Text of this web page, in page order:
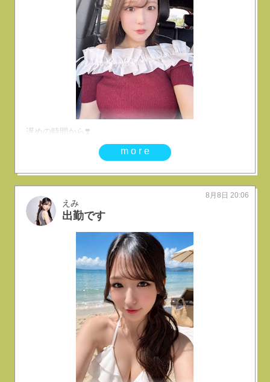
遅めの時間から❣️
more
えみ
出勤です
8月8日 20:06